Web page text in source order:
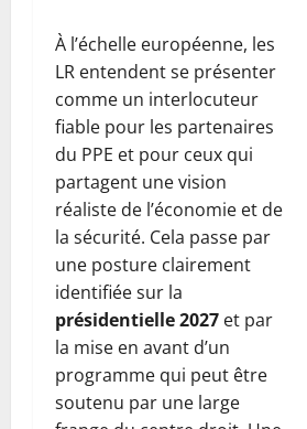
À l’échelle européenne, les
LR entendent se présenter
comme un interlocuteur
fiable pour les partenaires
du PPE et pour ceux qui
partagent une vision
réaliste de l’économie et de
la sécurité. Cela passe par
une posture clairement
identifiée sur la
présidentielle 2027 et par
la mise en avant d’un
programme qui peut être
soutenu par une large